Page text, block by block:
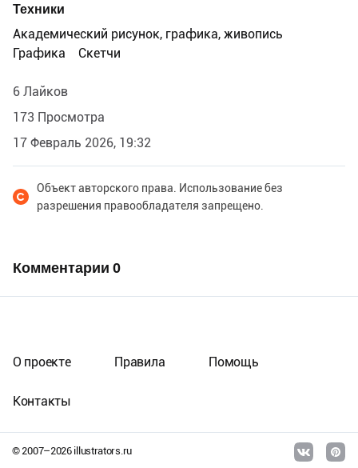
Техники
Академический рисунок, графика, живопись
Графика
Скетчи
6 Лайков
173 Просмотра
17 Февраль 2026, 19:32
Объект авторского права. Использование без
разрешения правообладателя запрещено.
Комментарии 0
© 2007–2026illustrators.ru
О проекте Правила Помощь
Контакты